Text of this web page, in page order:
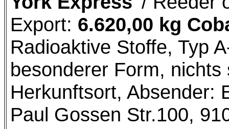
Export: 6.620,00 kg
Radioaktive Stoffe, Typ
besonderer Form,
Herkunftsort, Absender:
Paul Gossen Str.100,